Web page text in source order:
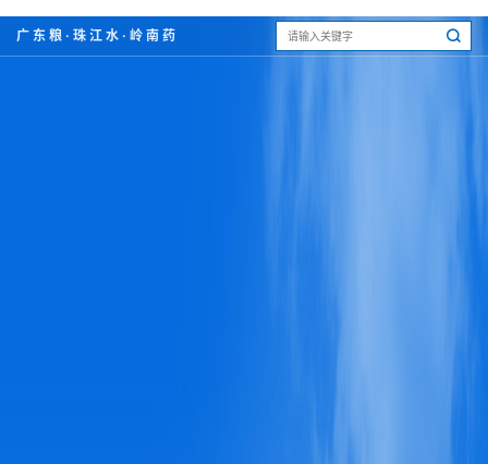
广东粮·珠江水·岭南药